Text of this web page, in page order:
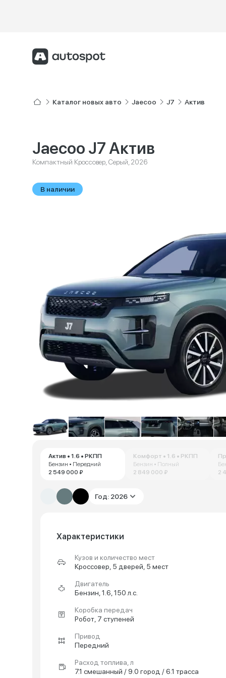
Каталог новых авто Jaecoo J7 Актив
Jaecoo J7 Актив
Компактный Кроссовер, Серый, 2026
В наличии
Актив • 1.6 • РКПП
Бензин • Передний
2 549 000 ₽
Комфорт • 1.6 • РКПП
Бензин • Полный
2 849 000 ₽
2
Год: 2026
Характеристики
Кузов и количество мест
Кроссовер, 5 дверей, 5 мест
Двигатель
Бензин, 1.6, 150 л.с.
Коробка передач
Робот, 7 ступеней
Привод
Передний
Расход топлива, л
7.1 смешанный / 9.0 город / 6.1 трасса